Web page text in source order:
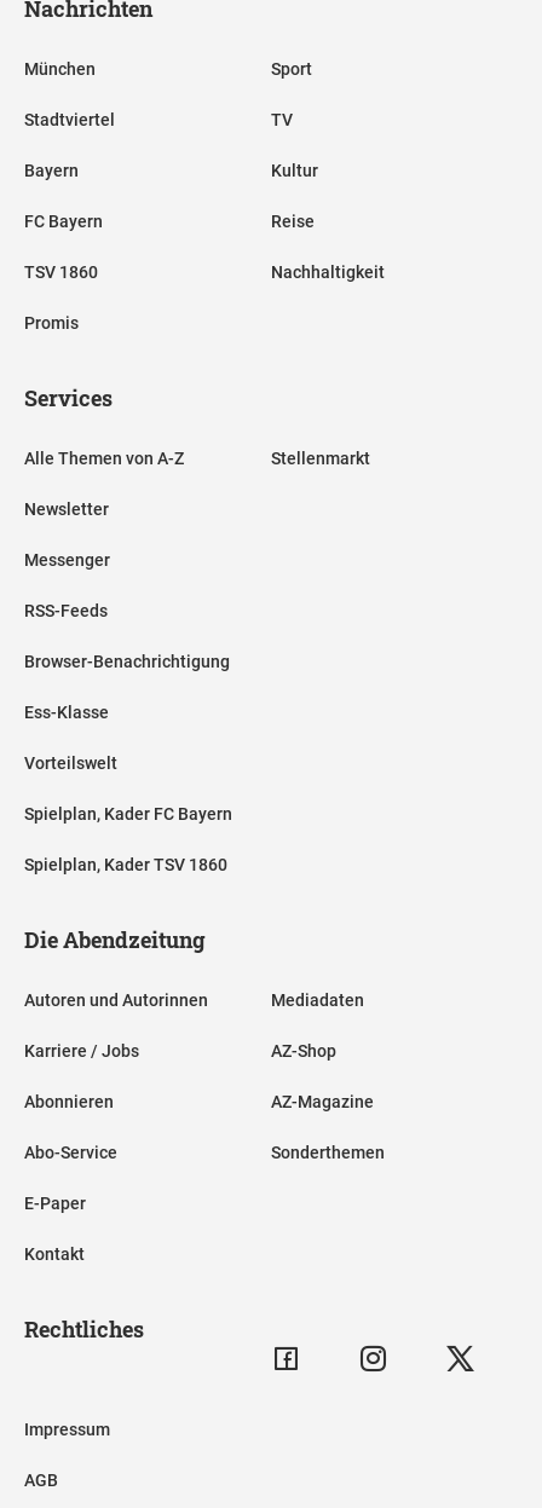
Nachrichten
München
Stadtviertel
Bayern
FC Bayern
TSV 1860
Promis
Sport
TV
Kultur
Reise
Nachhaltigkeit
Services
Alle Themen von A-Z
Newsletter
Messenger
RSS-Feeds
Browser-Benachrichtigung
Ess-Klasse
Vorteilswelt
Spielplan, Kader FC Bayern
Spielplan, Kader TSV 1860
Stellenmarkt
Die Abendzeitung
Autoren und Autorinnen
Karriere / Jobs
Abonnieren
Abo-Service
E-Paper
Kontakt
Mediadaten
AZ-Shop
AZ-Magazine
Sonderthemen
Rechtliches
Impressum
AGB